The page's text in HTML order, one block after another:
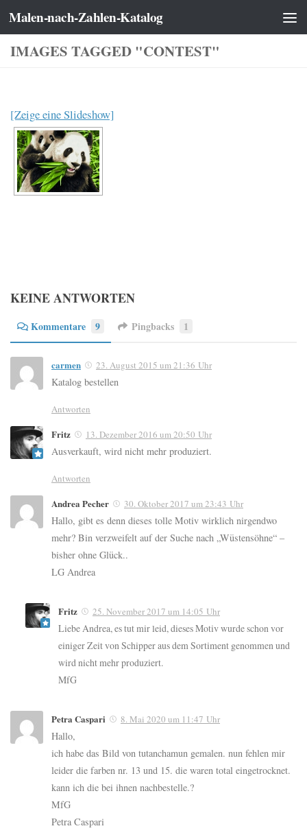
Zum Inhalt springen
Malen-nach-Zahlen-Katalog
IMAGES TAGGED "CONTEST"
[Zeige eine Slideshow]
KEINE ANTWORTEN
Kommentare 9 Pingbacks 1
carmen 23. August 2015 um 21:36 Uhr
Katalog bestellen
Antworten
Fritz 13. Dezember 2016 um 20:50 Uhr
Ausverkauft, wird nicht mehr produziert.
Antworten
Andrea Pecher 30. Oktober 2017 um 23:43 Uhr
Hallo, gibt es denn dieses tolle Motiv wirklich nirgendwo
mehr? Bin verzweifelt auf der Suche nach „Wüstensöhne“ –
bisher ohne Glück..
LG Andrea
Fritz 25. November 2017 um 14:05 Uhr
Liebe Andrea, es tut mir leid, dieses Motiv wurde schon vor
einiger Zeit von Schipper aus dem Sortiment genommen und
wird nicht mehr produziert.
MfG
Petra Caspari 8. Mai 2020 um 11:47 Uhr
Hallo,
ich habe das Bild von tutanchamun gemalen. nun fehlen mir
leider die farben nr. 13 und 15. die waren total eingetrocknet.
kann ich die bei ihnen nachbestelle.?
MfG
Petra Caspari